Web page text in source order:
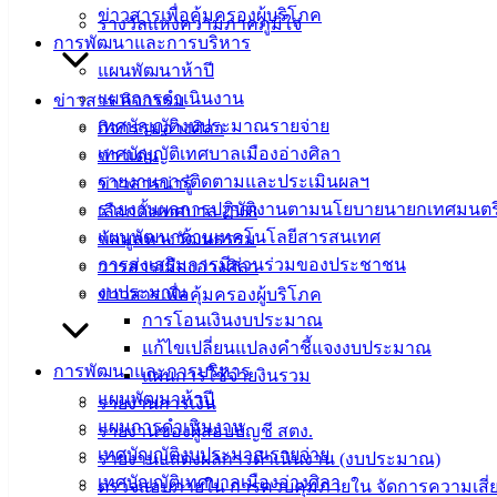
ข่าวสารเพื่อคุ้มครองผู้บริโภค
การพัฒนาและการบริหาร
แผนพัฒนาห้าปี
แผนการดำเนินงาน
เทศบัญญัติงบประมาณรายจ่าย
เทศบัญญัติเทศบาลเมืองอ่างศิลา
รายงานการติดตามและประเมินผลฯ
รายงานผลการปฏิบัติงานตามนโยบายนายกเทศมนต
แผนพัฒนาด้านเทคโนโลยีสารสนเทศ
การส่งเสริมการมีส่วนร่วมของประชาชน
งบประมาณ
การโอนเงินงบประมาณ
แก้ไขเปลี่ยนแปลงคำชี้แจงงบประมาณ
แผนการใช้จ่ายงินรวม
รายงานการเงิน
รายงานของผู้สอบบัญชี สตง.
รายงานแสดงผลการดำเนินงาน (งบประมาณ)
ตรวจสอบภายใน การควบคุมภายใน จัดการความเสี่
รางวัลแห่งความภาคภูมิใจ
ข่าวสาร กิจกรรม
กิจกรรมอ่างศิลา
ข่าวเด่น
ข่าวสารน่ารู้
เลือกตั้งเทศบาล 2568
ข้อมูลทางวัฒนธรรม
วารสารเมืองอ่างศิลา
ข่าวสารเพื่อคุ้มครองผู้บริโภค
การพัฒนาและการบริหาร
แผนพัฒนาห้าปี
แผนการดำเนินงาน
เทศบัญญัติงบประมาณรายจ่าย
เทศบัญญัติเทศบาลเมืองอ่างศิลา
ที่ตั้ง : สำนักงานเทศบาลเมืองอ่างศิลา 90/338 ม.3
ต.เสม็ด อ.เมือง จ.ชลบุรี 20000
ติดต่อ :038-142-100-104
บริการประชาชน
ดาวน์โหลดแบบฟอร์ม, เอกสาร
คู่มือสำหรับประชาชน/คู่มือการปฏิบัติงาน
ข่าวสารน่ารู้
ศุนย์ข้อมูลข่าวสารอิเล็กทรอนิกส์
องค์ความรู้ (Knowledge Management)
ติดต่อเทศบาล
สายตรงนายก
ประวัติเทศบาล